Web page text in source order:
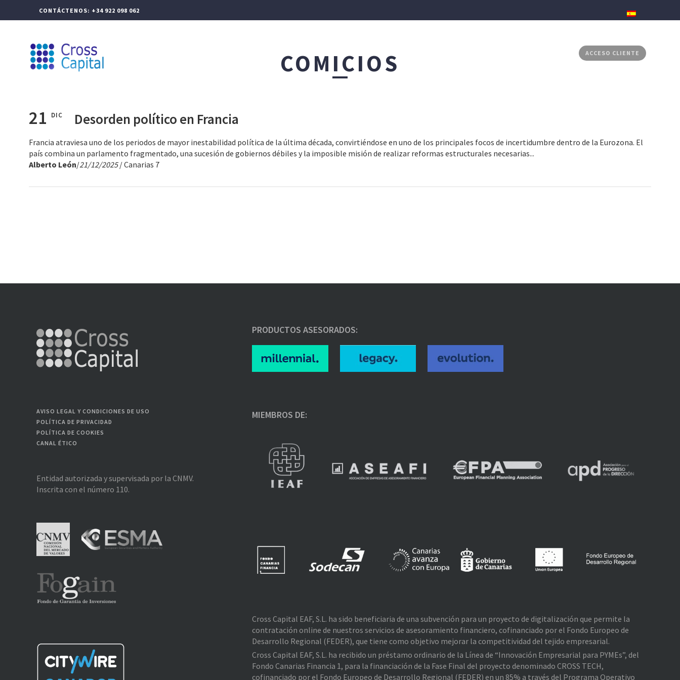
CONTÁCTENOS: +34 922 098 062
ACCESO CLIENTE
COMICIOS
21 DIC Desorden político en Francia
Francia atraviesa uno de los periodos de mayor inestabilidad política de la última década, convirtiéndose en uno de los principales focos de incertidumbre dentro de la Eurozona. El
país combina un parlamento fragmentado, una sucesión de gobiernos débiles y la imposible misión de realizar reformas estructurales necesarias...
Alberto León/21/12/2025/ Canarias 7
AVISO LEGAL Y CONDICIONES DE USO
POLÍTICA DE PRIVACIDAD
POLÍTICA DE COOKIES
CANAL ÉTICO
Entidad autorizada y supervisada por la CNMV.
Inscrita con el número 110.
PRODUCTOS ASESORADOS:
MIEMBROS DE:
Cross Capital EAF, S.L. ha sido beneficiaria de una subvención para un proyecto de digitalización que permite la
contratación online de nuestros servicios de asesoramiento financiero, cofinanciado por el Fondo Europeo de
Desarrollo Regional (FEDER), que tiene como objetivo mejorar la competitividad del tejido empresarial.
Cross Capital EAF, S.L. ha recibido un préstamo ordinario de la Línea de “Innovación Empresarial para PYMEs”, del
Fondo Canarias Financia 1, para la financiación de la Fase Final del proyecto denominado CROSS TECH,
cofinanciado por el Fondo Europeo de Desarrollo Regional (FEDER) en un 85% a través del Programa Operativo